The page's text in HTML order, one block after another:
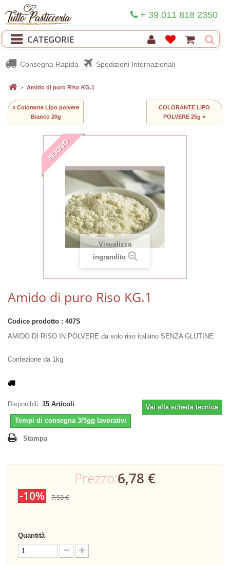
+ 39 011 818 2350
CATEGORIE
Consegna Rapida Spedizioni Internazionali
> Amido di puro Riso KG.1
« Colorante Lipo polvere
Bianco 20g
COLORANTE LIPO
POLVERE 25g »
NUOVO
Visualizza
ingrandito
Amido di puro Riso KG.1
Codice prodotto : 407S
AMIDO DI RISO IN POLVERE da solo riso italiano SENZA GLUTINE
Confezione da 1kg
Vai alla scheda tecnica
Disponibili: 15 Articoli
Tempi di consegna 3/5gg lavorativi
Stampa
Prezzo:6,78 €
-10% 7,53 €
Quantità